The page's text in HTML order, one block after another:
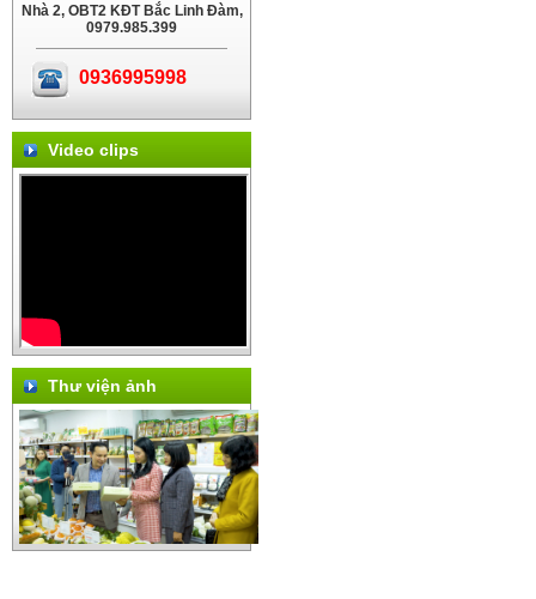
Nhà 2, OBT2 KĐT Bắc Linh Đàm,
0979.985.399
0936995998
Video clips
Thư viện ảnh